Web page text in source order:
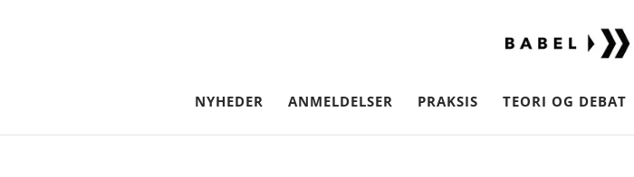
NYHEDER ANMELDELSER PRAKSIS TEORI OG DEBAT